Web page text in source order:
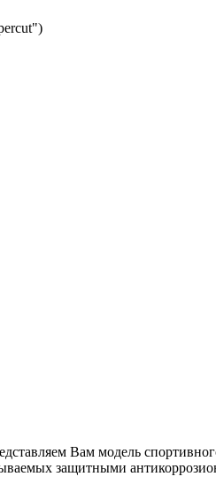
Вам модель
защитными